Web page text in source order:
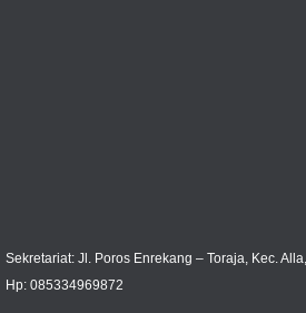
Sekretariat: Jl. Poros Enrekang – Toraja, Kec.
Hp: 085334969872